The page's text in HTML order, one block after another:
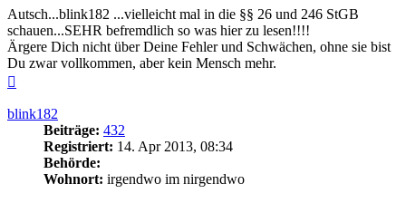
Autsch...blink182 ...vielleicht mal in die §§ 26 und 246 StGB
schauen...SEHR befremdlich so was hier zu lesen!!!!
Ärgere Dich nicht über Deine Fehler und Schwächen, ohne sie bist
Du zwar vollkommen, aber kein Mensch mehr.
blink182
Beiträge: 432
Registriert: 14. Apr 2013, 08:34
Behörde:
Wohnort: irgendwo im nirgendwo